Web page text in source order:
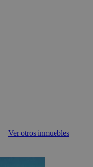
Ver otros inmuebles